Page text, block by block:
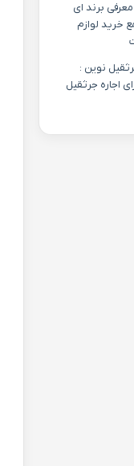
معرفی برند ای
خرید لوازم
نوین :
اجاره جرثقیل